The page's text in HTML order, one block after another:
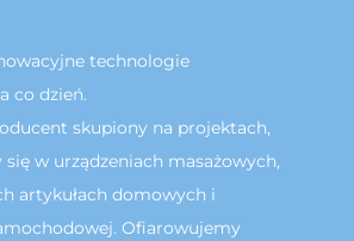
technologie
co dzień.
skupiony na projektach,
się w urządzeniach masażowych,
artykułach domowych i
Ofiarowujemy